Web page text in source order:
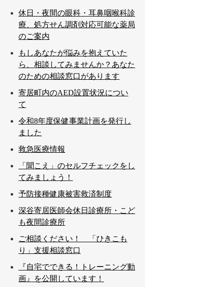
休日・夜間の眼科・耳鼻咽喉科診
療、処方せん調剤対応可能な薬局
のご案内
もしあなたが悩みを抱えていた
ら、相談してみませんか？あなた
のための相談窓口があります
寄居町内のAED設置状況につい
て
令和8年度保健事業計画を発行し
ました
救急医療情報
「聞こえ」のセルフチェックをし
てみましょう！
予防接種健康被害救済制度
深谷寄居医師会休日診療所・こど
も夜間診療所
ご相談ください！ 「ひきこも
り」支援相談窓口
『自宅でできる！トレーニング動
画』を公開しています！